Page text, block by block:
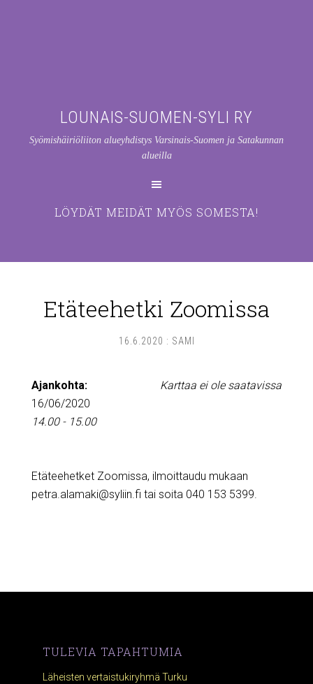
LOUNAIS-SUOMEN-SYLI RY
Syömishäiriöliiton alueyhdistys Varsinais-Suomen ja Satakunnan
alueilla
LÖYDÄT MEIDÄT MYÖS SOMESTA!
Etäteehetki Zoomissa
16.6.2020 : SAMI
Karttaa ei ole saatavissa
Ajankohta:
16/06/2020
14.00 - 15.00
Etäteehetket Zoomissa, ilmoittaudu mukaan
petra.alamaki@syliin.fi tai soita 040 153 5399.
TULEVIA TAPAHTUMIA
Läheisten vertaistukiryhmä Turku